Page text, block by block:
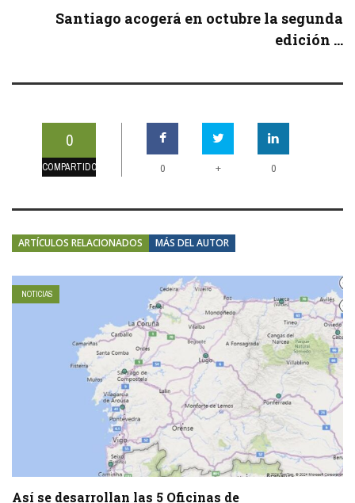
Santiago acogerá en octubre la segunda
edición ...
0
COMPARTIDOS 0 + 0
ARTÍCULOS RELACIONADOS MÁS DEL AUTOR
NOTICIAS
Así se desarrollan las 5 Oficinas de